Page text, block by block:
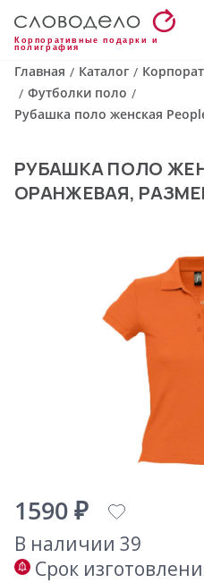
Корпоративные подарки и
полиграфия
Главная / Каталог /
/ Футболки поло /
Рубашка поло женская
РУБАШКА ПОЛО
ОРАНЖЕВАЯ,
1590 ₽
В наличии 39
Срок